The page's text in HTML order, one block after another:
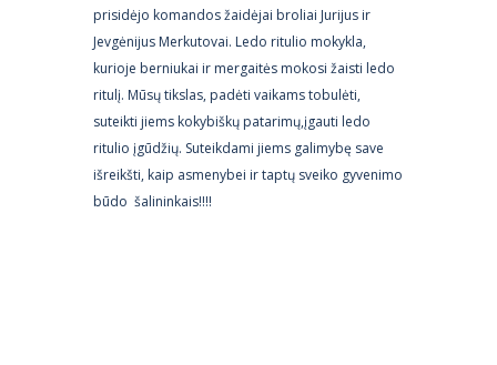
prisidėjo komandos žaidėjai broliai Jurijus ir
Jevgėnijus Merkutovai. Ledo ritulio mokykla,
kurioje berniukai ir mergaitės mokosi žaisti ledo
ritulį. Mūsų tikslas, padėti vaikams tobulėti,
suteikti jiems kokybiškų patarimų,įgauti ledo
ritulio įgūdžių. Suteikdami jiems galimybę save
išreikšti, kaip asmenybei ir taptų sveiko gyvenimo
būdo šalininkais!!!!